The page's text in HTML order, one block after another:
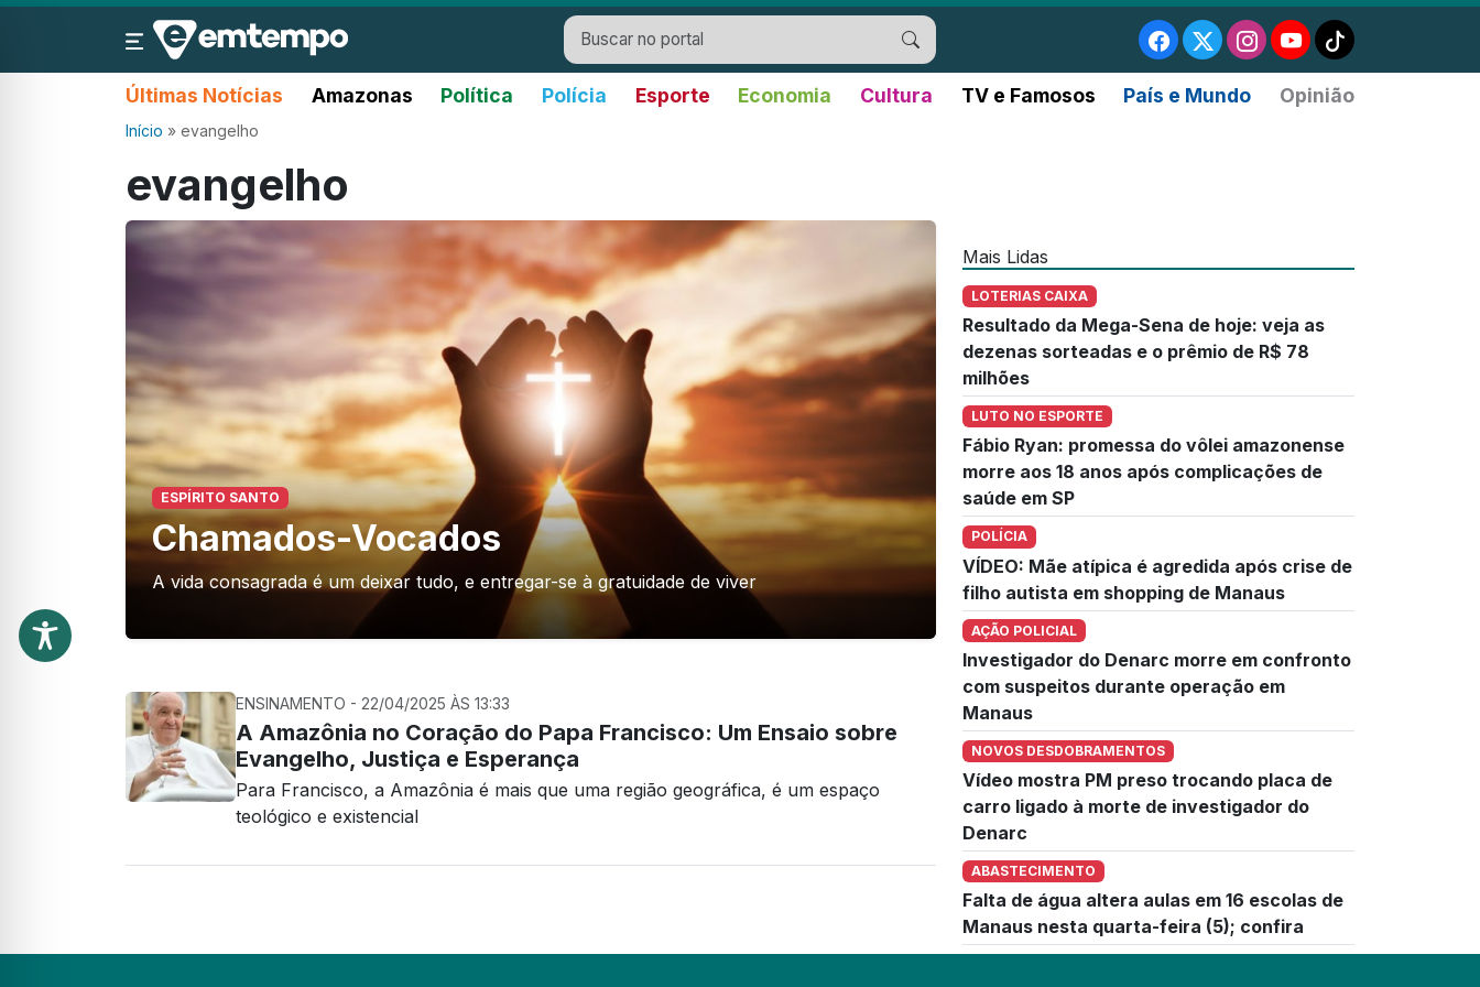
Últimas Notícias Amazonas Política Polícia Esporte Economia Cultura TV e Famosos País e Mundo Opinião
Início » evangelho
evangelho
ESPÍRITO SANTO
Chamados-Vocados
A vida consagrada é um deixar tudo, e entregar-se à gratuidade de viver
ENSINAMENTO - 22/04/2025 ÀS 13:33
A Amazônia no Coração do Papa Francisco: Um Ensaio sobre
Evangelho, Justiça e Esperança
Para Francisco, a Amazônia é mais que uma região geográfica, é um espaço
teológico e existencial
Mais Lidas
LOTERIAS CAIXA
Resultado da Mega-Sena de hoje: veja as
dezenas sorteadas e o prêmio de R$ 78
milhões
LUTO NO ESPORTE
Fábio Ryan: promessa do vôlei amazonense
morre aos 18 anos após complicações de
saúde em SP
POLÍCIA
VÍDEO: Mãe atípica é agredida após crise de
filho autista em shopping de Manaus
AÇÃO POLICIAL
Investigador do Denarc morre em confronto
com suspeitos durante operação em
Manaus
NOVOS DESDOBRAMENTOS
Vídeo mostra PM preso trocando placa de
carro ligado à morte de investigador do
Denarc
ABASTECIMENTO
Falta de água altera aulas em 16 escolas de
Manaus nesta quarta-feira (5); confira